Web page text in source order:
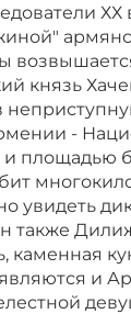
ХХ
князь
-
площадью
увидеть
также
каменная
и